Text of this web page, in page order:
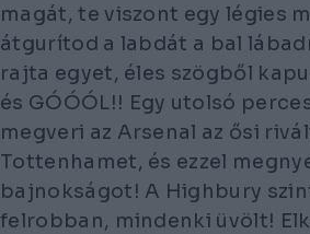
magát, te viszont egy légies
átgurítod a labdát a bal
rajta egyet, éles szögből
és GÓÓÓL!! Egy utolsó
megveri az Arsenal az ősi
Tottenhamet, és ezzel
bajnokságot! A Highbury
felrobban, mindenki üvölt!